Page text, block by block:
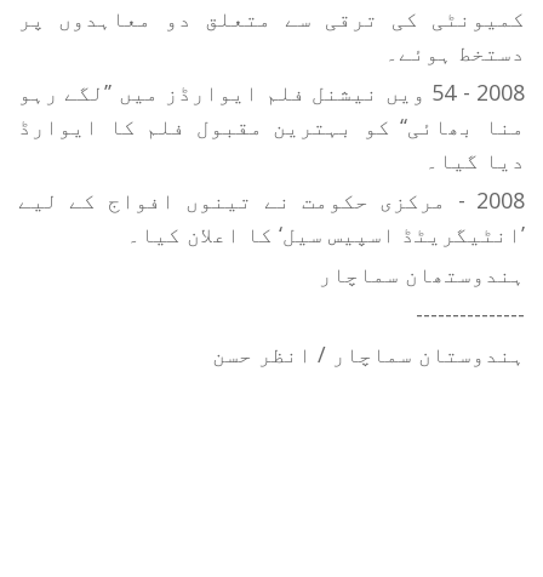
کمیونٹی کی ترقی سے متعلق دو معاہدوں پر
دستخط ہوئے۔
2008 - 54 ویں نیشنل فلم ایوارڈز میں ’’لگے رہو
منا بھائی‘‘ کو بہترین مقبول فلم کا ایوارڈ
دیا گیا۔
2008 - مرکزی حکومت نے تینوں افواج کے لیے
’انٹیگریٹڈ اسپیس سیل‘ کا اعلان کیا۔
ہندوستھان سماچار
---------------
ہندوستان سماچار / انظر حسن